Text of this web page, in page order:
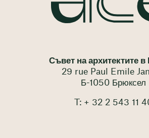
Съвет на архитектите в
29 rue Paul Emile
Б-1050 Брюксел
T: + 32 2 543 11